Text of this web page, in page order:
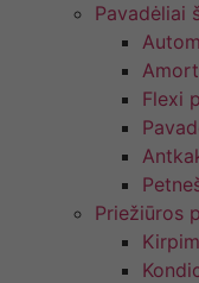
Pavadėliai
Flexi
Priežiūros